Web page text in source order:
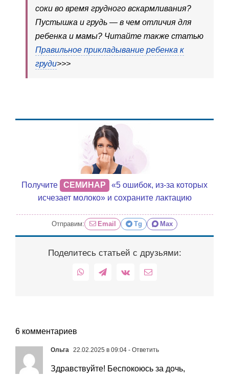
соки во время грудного вскармливания?
Пустышка и грудь — в чем отличия для
ребенка и мамы? Читайте также статью
Правильное прикладывание ребенка к
груди>>>
Получите СЕМИНАР
«5 ошибок, из-за которых
исчезает молоко» и сохраните лактацию
Отправим: Email Tg Max
Поделитесь статьей с друзьями:
WhatsAppTelegram
Vk Email
6 комментариев
Ольга 22.02.2025 в 09:04 - Ответить
Здравствуйте! Беспокоюсь за дочь,